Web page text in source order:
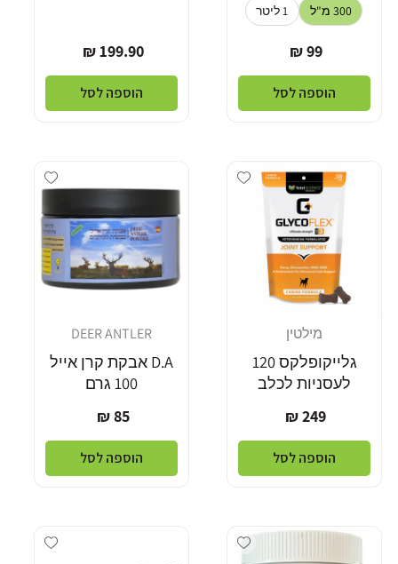
300 מ"ל 1 ליטר
מחיר
רגיל
99 ₪
הוספה לסל
מחיר
רגיל
199.90 ₪
הוספה לסל
Add wishlist
מילטין
גלייקופלקס 120
לעסניות לכלב
מחיר
רגיל
249 ₪
הוספה לסל
wishlist
מוֹכֵר:DEER ANTLER
D.A אבקת קרן אייל
100 גרם
מחיר
רגיל
85 ₪
הוספה לסל
Add wishlist
Add wishlist